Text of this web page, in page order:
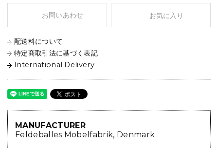
お問いあわせ お気に入り
配送料について
特定商取引法に基づく表記
International Delivery
MANUFACTURER
Feldeballes Mobelfabrik, Denmark